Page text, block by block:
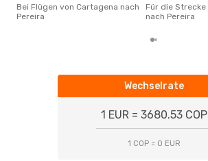
Bei Flügen von Cartagena nach
Pereira
Für die Strecke von Cartagena
nach Pereira
Wechselrate
1 EUR = 3680.53 COP
1 COP = 0 EUR